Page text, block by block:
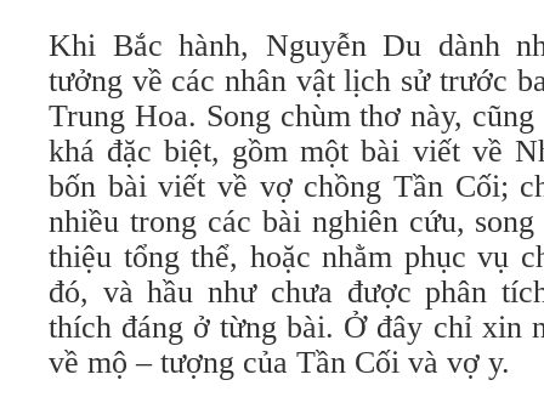
Khi Bắc hành, Nguyễn Du dành
tưởng về các nhân vật lịch sử trước
Trung Hoa. Song chùm thơ này,
khá đặc biệt, gồm một bài viết về
bốn bài viết về vợ chồng Tần Cối;
nhiều trong các bài nghiên cứu,
thiệu tổng thể, hoặc nhằm phục vụ
đó, và hầu như chưa được phân
thích đáng ở từng bài. Ở đây chỉ xin
về mộ – tượng của Tần Cối và vợ y.